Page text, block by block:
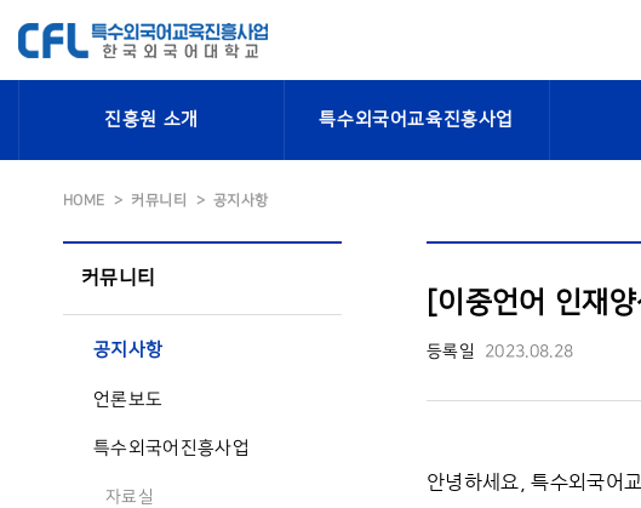
진흥원 소개 특수외국어교육진흥사업
HOME 커뮤니티 공지사항
커뮤니티
공지사항
언론보도
특수외국어진흥사업
자료실
[이중언어 인재
등록일 2023.08.28
안녕하세요, 특수외국어